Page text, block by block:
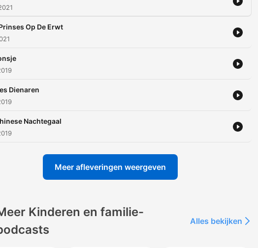
Op De Erwt
Dienaren
Nachtegaal
Meer afleveringen weergeven
Kinderen en familie-
Alles bekijken